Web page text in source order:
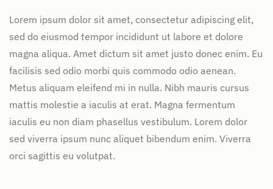
Lorem ipsum dolor sit amet, consectetur adipiscing elit,
sed do eiusmod tempor incididunt ut labore et dolore
magna aliqua. Amet dictum sit amet justo donec enim. Eu
facilisis sed odio morbi quis commodo odio aenean.
Metus aliquam eleifend mi in nulla. Nibh mauris cursus
mattis molestie a iaculis at erat. Magna fermentum
iaculis eu non diam phasellus vestibulum. Lorem dolor
sed viverra ipsum nunc aliquet bibendum enim. Viverra
orci sagittis eu volutpat.